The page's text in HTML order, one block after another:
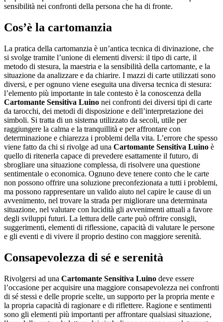
sensibilità nei confronti della persona che ha di fronte.
Cos’è la cartomanzia
La pratica della cartomanzia è un’antica tecnica di divinazione, che
si svolge tramite l’unione di elementi diversi: il tipo di carte, il
metodo di stesura, la maestria e la sensibilità della cartomante, e la
situazione da analizzare e da chiarire. I mazzi di carte utilizzati sono
diversi, e per ognuno viene eseguita una diversa tecnica di stesura:
l’elemento più importante in tale contesto è la conoscenza della
Cartomante Sensitiva Luino nei confronti dei diversi tipi di carte
da tarocchi, dei metodi di disposizione e dell’interpretazione dei
simboli. Si tratta di un sistema utilizzato da secoli, utile per
raggiungere la calma e la tranquillità e per affrontare con
determinazione e chiarezza i problemi della vita. L’errore che spesso
viene fatto da chi si rivolge ad una Cartomante Sensitiva Luino è
quello di ritenerla capace di prevedere esattamente il futuro, di
sbrogliare una situazione complessa, di risolvere una questione
sentimentale o economica. Ognuno deve tenere conto che le carte
non possono offrire una soluzione preconfezionata a tutti i problemi,
ma possono rappresentare un valido aiuto nel capire le cause di un
avvenimento, nel trovare la strada per migliorare una determinata
situazione, nel valutare con lucidità gli avvenimenti attuali a favore
degli sviluppi futuri. La lettura delle carte può offrire consigli,
suggerimenti, elementi di riflessione, capacità di valutare le persone
e gli eventi e di vivere il proprio destino con maggiore serenità.
Consapevolezza di sé e serenità
Rivolgersi ad una Cartomante Sensitiva Luino deve essere
l’occasione per acquisire una maggiore consapevolezza nei confronti
di sé stessi e delle proprie scelte, un supporto per la propria mente e
la propria capacità di ragionare e di riflettere. Ragione e sentimenti
sono gli elementi più importanti per affrontare qualsiasi situazione,